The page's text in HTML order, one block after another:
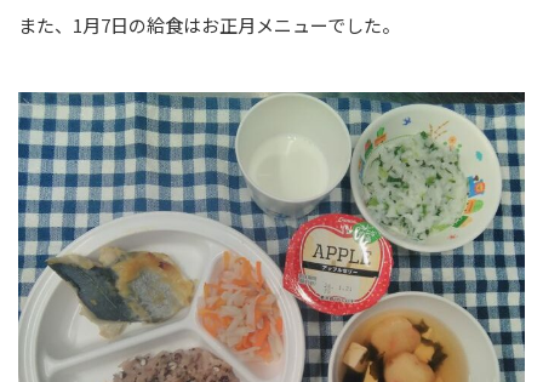
また、1月7日の給食はお正月メニューでした。